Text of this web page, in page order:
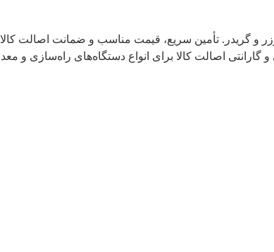
و گریدر. تأمین سریع، قیمت مناسب و ضمانت اصالت کالا
اصالت کالا برای انواع دستگاه‌های راه‌سازی و